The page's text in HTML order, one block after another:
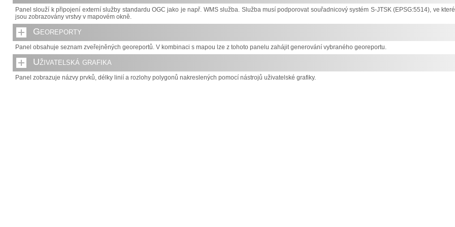
Panel slouží k připojení externí služby standardu OGC jako je např. WMS služba. Služba musí podporovat souřadnicový systém S-JTSK (EPSG:5514), ve
jsou zobrazovány vrstvy v mapovém okně.
Georeporty
Panel obsahuje seznam zveřejněných georeportů. V kombinaci s mapou lze z tohoto panelu zahájit generování vybraného georeportu.
Uživatelská grafika
Panel zobrazuje názvy prvků, délky linií a rozlohy polygonů nakreslených pomocí nástrojů uživatelské grafiky.